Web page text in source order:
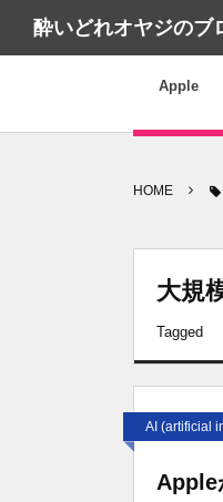
酔いどれオヤジのブ
Apple
HOME
大規
Tagged
AI (artificial
Apple